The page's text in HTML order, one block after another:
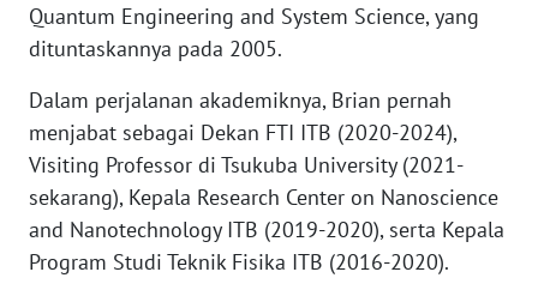
Quantum Engineering and System Science, yang
dituntaskannya pada 2005.
Dalam perjalanan akademiknya, Brian pernah
menjabat sebagai Dekan FTI ITB (2020-2024),
Visiting Professor di Tsukuba University (2021-
sekarang), Kepala Research Center on Nanoscience
and Nanotechnology ITB (2019-2020), serta Kepala
Program Studi Teknik Fisika ITB (2016-2020).
Wahana
News
WN
SUMUT
WN
JAKARTA